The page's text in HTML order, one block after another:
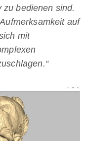
bedienen sind.
auf
mit